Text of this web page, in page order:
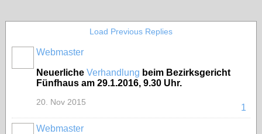
Load Previous Replies
Webmaster
Neuerliche Verhandlung beim Bezirksgericht
Fünfhaus am 29.1.2016, 9.30 Uhr.
1
20. Nov 2015
Webmaster